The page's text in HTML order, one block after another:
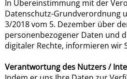
In Übereinstimmung mit der
Datenschutz-Grundverordnung
3/2018 vom 5. Dezember über
personenbezogener Daten und
digitaler Rechte, informieren wir
Verantwortung des Nutzers /